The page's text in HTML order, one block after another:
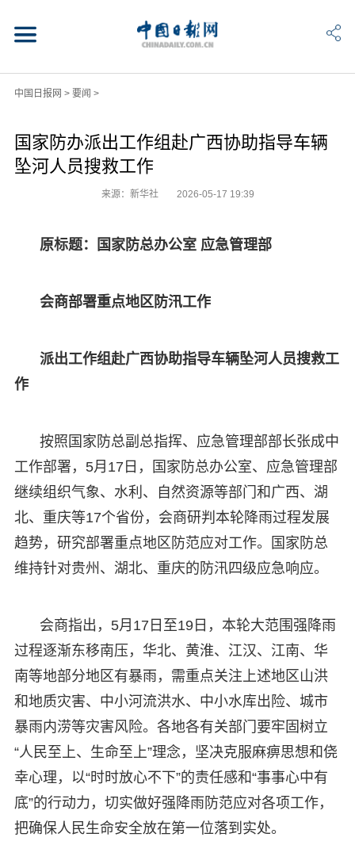
中国日报网 > 要闻 >
国家防办派出工作组赴广西协助指导车辆
坠河人员搜救工作
来源：新华社 2026-05-17 19:39
原标题：国家防总办公室 应急管理部
会商部署重点地区防汛工作
派出工作组赴广西协助指导车辆坠河人员搜救工
作
按照国家防总副总指挥、应急管理部部长张成中
工作部署，5月17日，国家防总办公室、应急管理部
继续组织气象、水利、自然资源等部门和广西、湖
北、重庆等17个省份，会商研判本轮降雨过程发展
趋势，研究部署重点地区防范应对工作。国家防总
维持针对贵州、湖北、重庆的防汛四级应急响应。
会商指出，5月17日至19日，本轮大范围强降雨
过程逐渐东移南压，华北、黄淮、江汉、江南、华
南等地部分地区有暴雨，需重点关注上述地区山洪
和地质灾害、中小河流洪水、中小水库出险、城市
暴雨内涝等灾害风险。各地各有关部门要牢固树立
“人民至上、生命至上”理念，坚决克服麻痹思想和侥
幸心理，以“时时放心不下”的责任感和“事事心中有
底”的行动力，切实做好强降雨防范应对各项工作，
把确保人民生命安全放在第一位落到实处。